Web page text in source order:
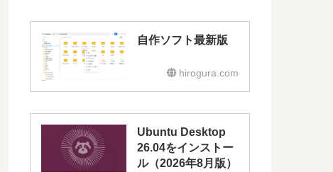
自作ソフト最新版
hirogura.com
Ubuntu Desktop
26.04をインストー
ル（2026年8月版）